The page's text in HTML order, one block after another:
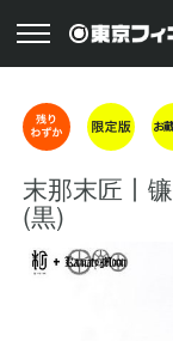
末那末匠丨
(黒)